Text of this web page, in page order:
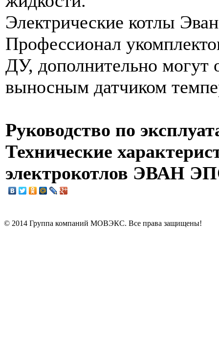
Электрические котлы
Профессионал
ДУ, дополнительно могут
выносным датчиком
Руководство по
Технические
электрокотлов ЭВАН
© 2014 Группа компаний МОВЭКС. Все права защищены!